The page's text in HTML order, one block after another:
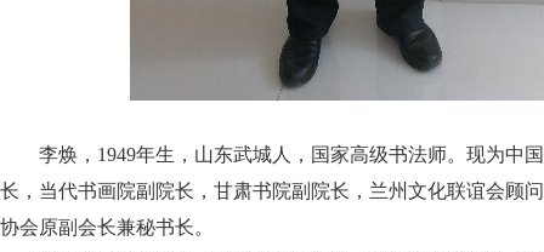
李焕，1949年生，山东武城人，国家高级书法师。现为中
长，当代书画院副院长，甘肃书院副院长，兰州文化联谊会顾
协会原副会长兼秘书长。